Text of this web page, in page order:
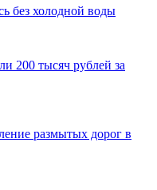
без холодной воды
200 тысяч рублей за
размытых дорог в